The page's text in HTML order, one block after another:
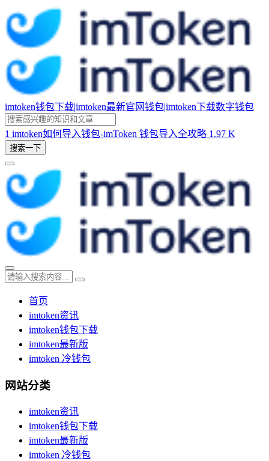
imtoken钱包下载|imtoken最新官网钱包|imtoken下载数字钱包
1 imtoken如何导入钱包-imToken 钱包导入全攻略 1.97 K
搜索一下
首页
imtoken资讯
imtoken钱包下载
imtoken最新版
imtoken 冷钱包
网站分类
imtoken资讯
imtoken钱包下载
imtoken最新版
imtoken 冷钱包